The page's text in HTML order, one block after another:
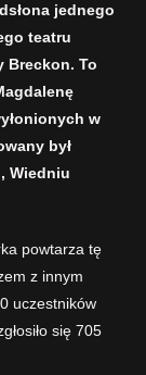
jednego
teatru
Breckon. To
w
był
Wiedniu
powtarza tę
z innym
uczestników
się 705